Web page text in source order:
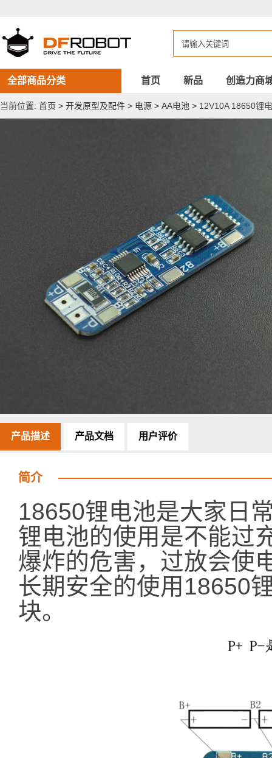
电
池
保
护
板
全部商品分类 首页 新品 创造力商
当前位置: 首页 > 开发原型及配件 > 电源 > AA电池 > 12V10A 18650锂
产品描述 产品文档 用户评价
简介
18650锂电池是大家日
锂电池的使用是不能过
爆炸的危害，过放会使
长期安全的使用18650
块。